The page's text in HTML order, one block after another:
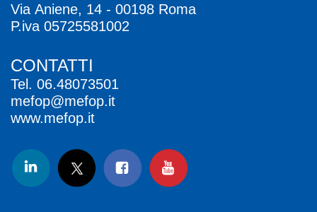
Via Aniene, 14 - 00198 Roma
P.iva 05725581002
CONTATTI
Tel. 06.48073501
mefop@mefop.it
www.mefop.it